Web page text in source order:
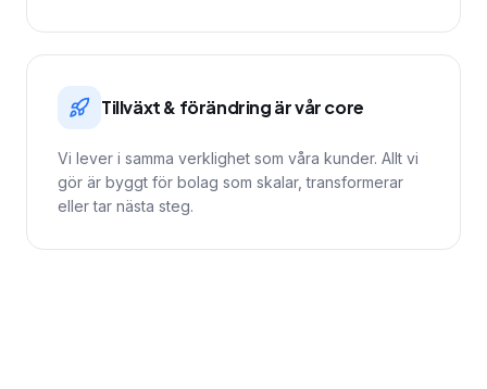
Tillväxt & förändring är vår core
Vi lever i samma verklighet som våra kunder. Allt vi
gör är byggt för bolag som skalar, transformerar
eller tar nästa steg.